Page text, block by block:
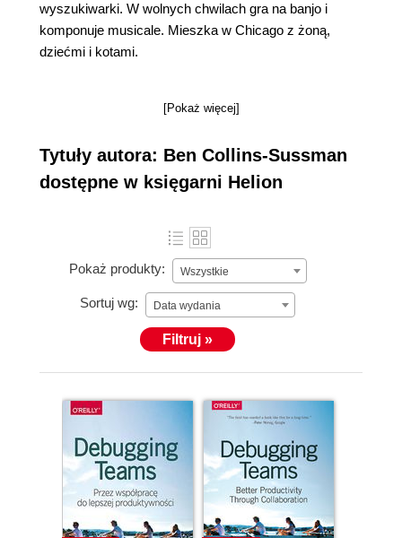
wyszukiwarki. W wolnych chwilach gra na banjo i
komponuje musicale. Mieszka w Chicago z żoną,
dziećmi i kotami.
[Pokaż więcej]
Tytuły autora: Ben Collins-Sussman
dostępne w księgarni Helion
Pokaż produkty: Wszystkie
Sortuj wg: Data wydania
Filtruj »